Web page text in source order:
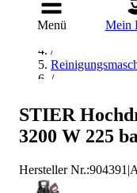
Menü Mein
Startseite
/
/
/
/
STIER
STIER
3200 W 225
Hersteller Nr.:904391 |